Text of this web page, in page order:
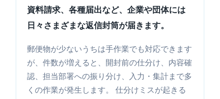
資料請求、各種届出など、企業や団体には
日々さまざまな返信封筒が届きます。
郵便物が少ないうちは手作業でも対応できます
が、件数が増えると、開封前の仕分け、内容確
認、担当部署への振り分け、入力・集計まで多
くの作業が発生します。 仕分けミスが起きる